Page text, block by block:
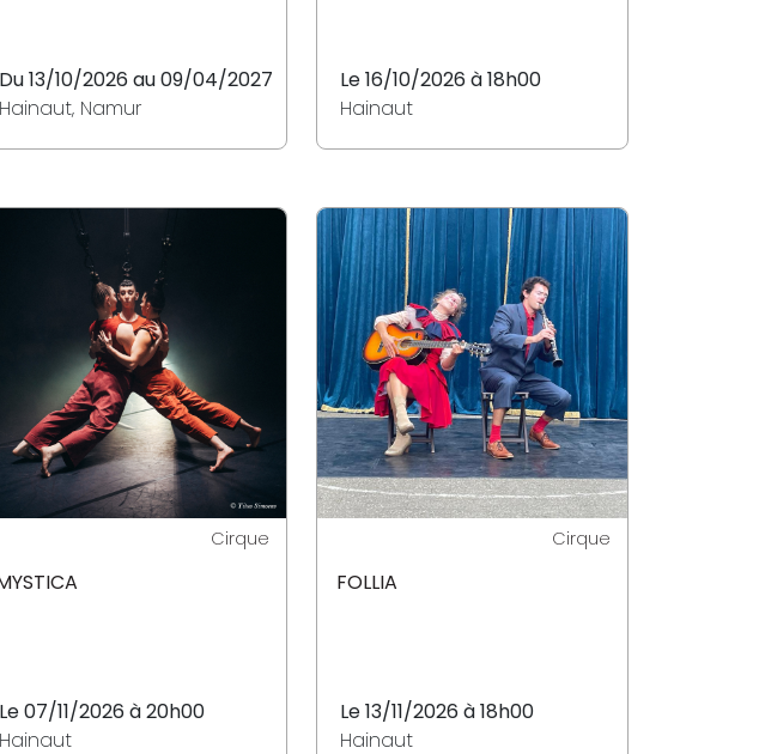
Du 13/10/2026 au 09/04/2027
Hainaut, Namur
Le 16/10/2026 à 18h00
Hainaut
Cirque
Le 07/11/2026 à 20h00
Hainaut
Cirque
FOLLIA
Le 13/11/2026 à 18h00
Hainaut